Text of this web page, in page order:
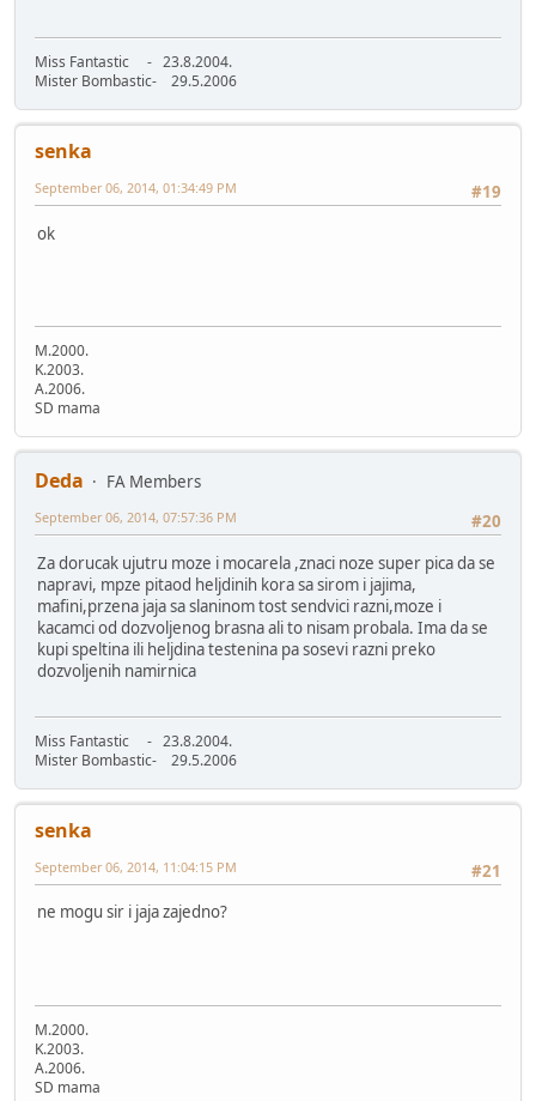
Miss Fantastic - 23.8.2004.
Mister Bombastic- 29.5.2006
senka
#19
September 06, 2014, 01:34:49 PM
ok
M.2000.
K.2003.
A.2006.
SD mama
Deda
FA Members
#20
September 06, 2014, 07:57:36 PM
Za dorucak ujutru moze i mocarela ,znaci noze super pica da se
napravi, mpze pitaod heljdinih kora sa sirom i jajima,
mafini,przena jaja sa slaninom tost sendvici razni,moze i
kacamci od dozvoljenog brasna ali to nisam probala. Ima da se
kupi speltina ili heljdina testenina pa sosevi razni preko
dozvoljenih namirnica
Miss Fantastic - 23.8.2004.
Mister Bombastic- 29.5.2006
senka
#21
September 06, 2014, 11:04:15 PM
ne mogu sir i jaja zajedno?
M.2000.
K.2003.
A.2006.
SD mama